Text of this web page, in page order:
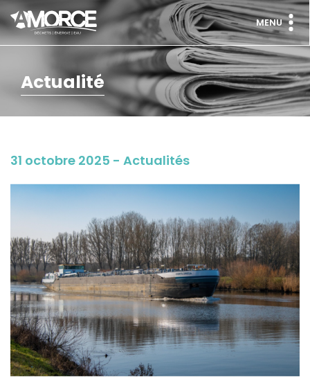
MENU
Actualité
31 octobre 2025 - Actualités